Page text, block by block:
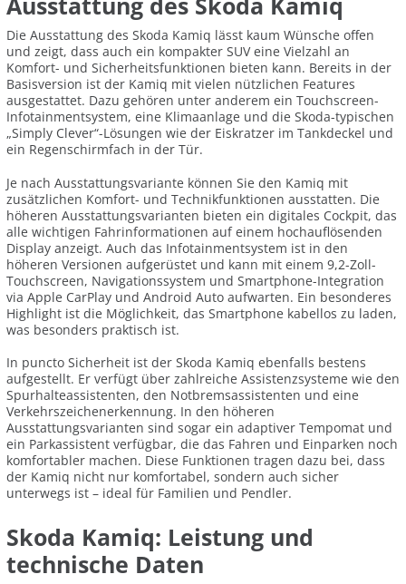
Die Ausstattung des Skoda Kamiq lässt kaum Wünsche offen
und zeigt, dass auch ein kompakter SUV eine Vielzahl an
Komfort- und Sicherheitsfunktionen bieten kann. Bereits in der
Basisversion ist der Kamiq mit vielen nützlichen Features
ausgestattet. Dazu gehören unter anderem ein Touchscreen-
Infotainmentsystem, eine Klimaanlage und die Skoda-typischen
„Simply Clever“-Lösungen wie der Eiskratzer im Tankdeckel und
ein Regenschirmfach in der Tür.
Je nach Ausstattungsvariante können Sie den Kamiq mit
zusätzlichen Komfort- und Technikfunktionen ausstatten. Die
höheren Ausstattungsvarianten bieten ein digitales Cockpit, das
alle wichtigen Fahrinformationen auf einem hochauflösenden
Display anzeigt. Auch das Infotainmentsystem ist in den
höheren Versionen aufgerüstet und kann mit einem 9,2-Zoll-
Touchscreen, Navigationssystem und Smartphone-Integration
via Apple CarPlay und Android Auto aufwarten. Ein besonderes
Highlight ist die Möglichkeit, das Smartphone kabellos zu laden,
was besonders praktisch ist.
In puncto Sicherheit ist der Skoda Kamiq ebenfalls bestens
aufgestellt. Er verfügt über zahlreiche Assistenzsysteme wie den
Spurhalteassistenten, den Notbremsassistenten und eine
Verkehrszeichenerkennung. In den höheren
Ausstattungsvarianten sind sogar ein adaptiver Tempomat und
ein Parkassistent verfügbar, die das Fahren und Einparken noch
komfortabler machen. Diese Funktionen tragen dazu bei, dass
der Kamiq nicht nur komfortabel, sondern auch sicher
unterwegs ist – ideal für Familien und Pendler.
Skoda Kamiq: Leistung und
technische Daten